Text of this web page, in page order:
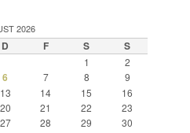
2026
D F S S
1
2
6 7 8
9
13 14 15
16
20 21 22
23
27 28 29
30